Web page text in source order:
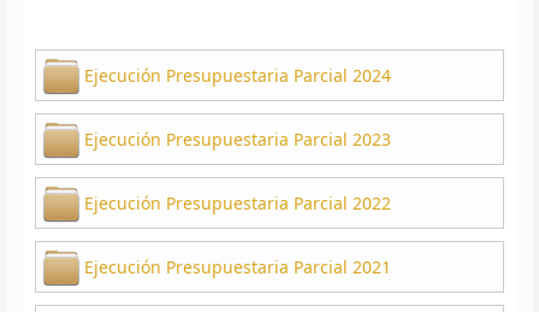
Ejecución Presupuestaria Parcial 2024
Ejecución Presupuestaria Parcial 2023
Ejecución Presupuestaria Parcial 2022
Ejecución Presupuestaria Parcial 2021